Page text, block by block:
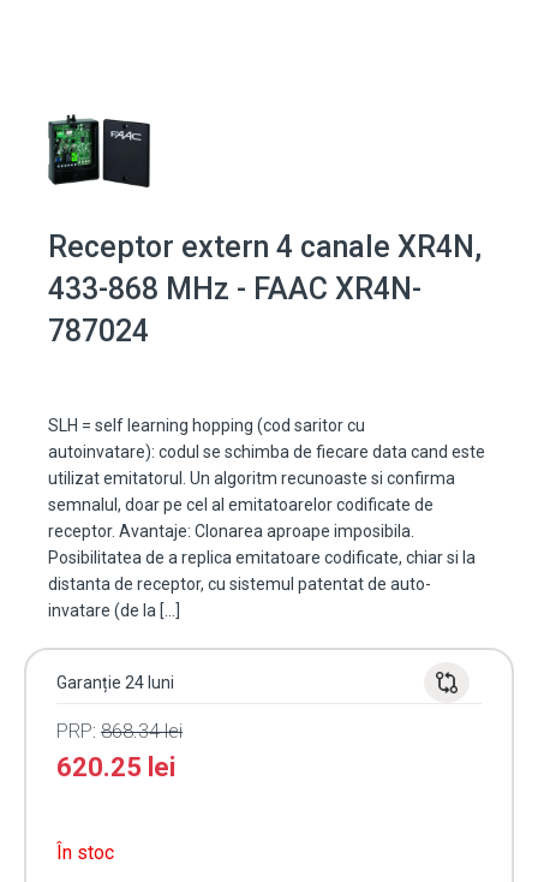
Receptor extern 4 canale XR4N,
433-868 MHz - FAAC XR4N-
787024
SLH = self learning hopping (cod saritor cu
autoinvatare): codul se schimba de fiecare data cand este
utilizat emitatorul. Un algoritm recunoaste si confirma
semnalul, doar pe cel al emitatoarelor codificate de
receptor. Avantaje: Clonarea aproape imposibila.
Posibilitatea de a replica emitatoare codificate, chiar si la
distanta de receptor, cu sistemul patentat de auto-
invatare (de la […]
Garanție 24 luni
PRP: 868.34lei
620.25 lei
În stoc